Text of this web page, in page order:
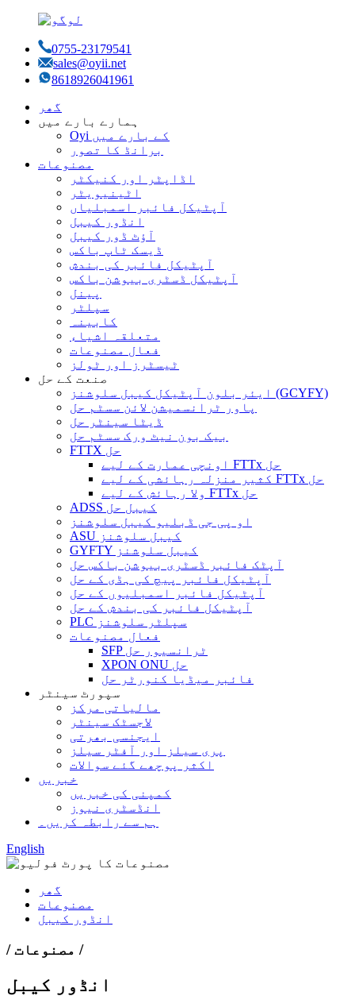
0755-23179541
sales@oyii.net
8618926041961
گھر
ہمارے بارے میں
Oyi کے بارے میں
برانڈ کا تصور
مصنوعات
اڈاپٹر اور کنیکٹر
اٹینیویٹر
آپٹیکل فائبر اسمبلیاں
انڈور کیبل
آؤٹ ڈور کیبل
ڈیسک ٹاپ باکس
آپٹیکل فائبر کی بندش
آپٹیکل ڈسٹری بیوشن باکس
پینل
سپلٹر
کابینہ
متعلقہ اشیاء
فعال مصنوعات
ٹیسٹرز اور ٹولز
صنعت کے حل
ایئر بلون آپٹیکل کیبل سلوشنز (GCYFY)
پاور ٹرانسمیشن لائن سسٹم حل
ڈیٹا سینٹر حل
بیک بون نیٹ ورک سسٹم حل
FTTX حل
اونچی عمارت کے لیے FTTx حل
کثیر منزلہ رہائشی کے لیے FTTx حل
ولا رہائش کے لیے FTTx حل
ADSS کیبل حل
او پی جی ڈبلیو کیبل سلوشنز
ASU کیبل سلوشنز
GYFTY کیبل سلوشنز
آپٹک فائبر ڈسٹری بیوشن باکس حل
آپٹیکل فائبر پیچ کی ہڈی کے حل
آپٹیکل فائبر اسمبلیوں کے حل
آپٹیکل فائبر کی بندش کے حل
PLC سپلٹر سلوشنز
فعال مصنوعات
SFP ٹرانسیور حل
XPON ONU حل
فائبر میڈیا کنورٹر حل
سپورٹ سینٹر
مالیاتی مرکز
لاجسٹک سینٹر
ایجنسی بھرتی
پری سیلز اور آفٹر سیلز
اکثر پوچھے گئے سوالات
خبریں
کمپنی کی خبریں
انڈسٹری نیوز
ہم سے رابطہ کریں۔
English
گھر
مصنوعات
انڈور کیبل
/ مصنوعات /
انڈور کیبل